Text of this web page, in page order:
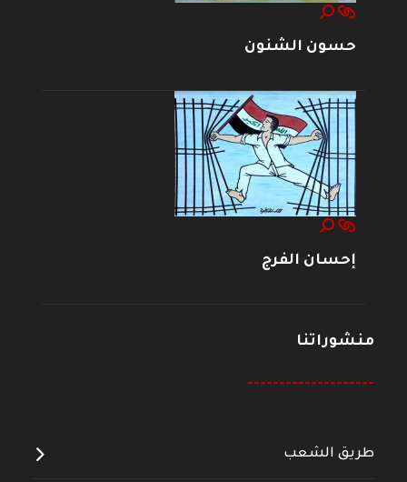
حسون الشنون
إحسان الفرج
منشوراتنا
--------------------
طريق الشعب